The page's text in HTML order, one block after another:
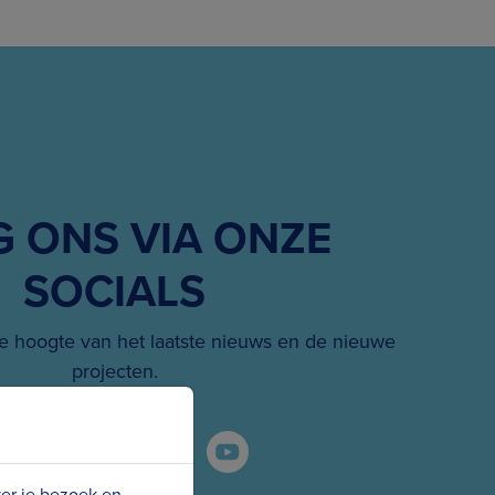
ONS VIA ONZE
SOCIALS
hoogte van het laatste nieuws en de nieuwe
projecten.